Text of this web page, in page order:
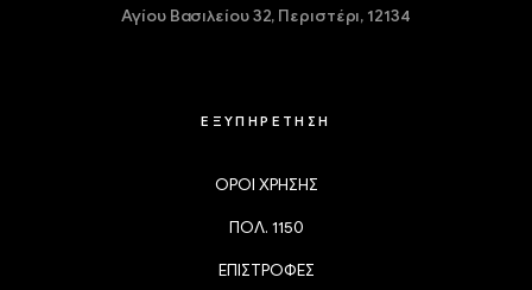
Αγίου Βασιλείου 32, Περιστέρι, 12134
ΕΞΥΠΗΡΕΤΗΣΗ
ΟΡΟΙ ΧΡΗΣΗΣ
ΠΟΛ. 1150
ΕΠΙΣΤΡΟΦΕΣ